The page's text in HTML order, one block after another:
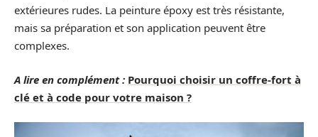
extérieures rudes. La peinture époxy est très résistante,
mais sa préparation et son application peuvent être
complexes.
A lire en complément : Pourquoi choisir un coffre-fort à
clé et à code pour votre maison ?